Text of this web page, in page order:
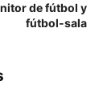
de fútbol y
fútbol-sala